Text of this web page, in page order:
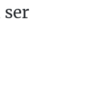
ser